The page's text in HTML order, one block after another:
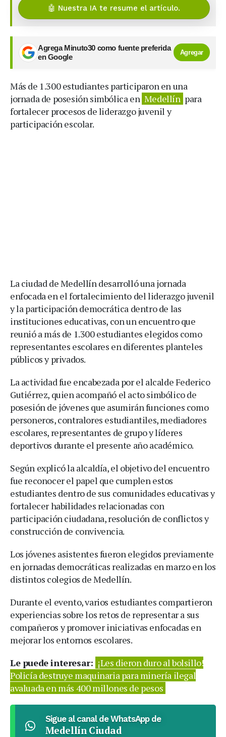
🤖 Nuestra IA te resume el artículo.
Agrega Minuto30 como fuente preferida
en Google
Agregar
Más de 1.300 estudiantes participaron en una
jornada de posesión simbólica en Medellín para
fortalecer procesos de liderazgo juvenil y
participación escolar.
La ciudad de Medellín desarrolló una jornada
enfocada en el fortalecimiento del liderazgo juvenil
y la participación democrática dentro de las
instituciones educativas, con un encuentro que
reunió a más de 1.300 estudiantes elegidos como
representantes escolares en diferentes planteles
públicos y privados.
La actividad fue encabezada por el alcalde Federico
Gutiérrez, quien acompañó el acto simbólico de
posesión de jóvenes que asumirán funciones como
personeros, contralores estudiantiles, mediadores
escolares, representantes de grupo y líderes
deportivos durante el presente año académico.
Según explicó la alcaldía, el objetivo del encuentro
fue reconocer el papel que cumplen estos
estudiantes dentro de sus comunidades educativas y
fortalecer habilidades relacionadas con
participación ciudadana, resolución de conflictos y
construcción de convivencia.
Los jóvenes asistentes fueron elegidos previamente
en jornadas democráticas realizadas en marzo en los
distintos colegios de Medellín.
Durante el evento, varios estudiantes compartieron
experiencias sobre los retos de representar a sus
compañeros y promover iniciativas enfocadas en
mejorar los entornos escolares.
Le puede interesar: ¡Les dieron duro al bolsillo!
Policía destruye maquinaria para minería ilegal
avaluada en más 400 millones de pesos
Sigue al canal de WhatsApp de
Medellín Ciudad